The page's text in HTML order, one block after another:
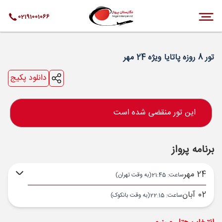
02191001066
تور 8 روزه پاتایا ویژه 24 مهر
دانلود پکیج
این تور منقضی شده است
برنامه پرواز
24 مهر ساعت: 21:45 (به وقت تهران)
02 آبان ساعت: 22:15 (به وقت بانکوک)